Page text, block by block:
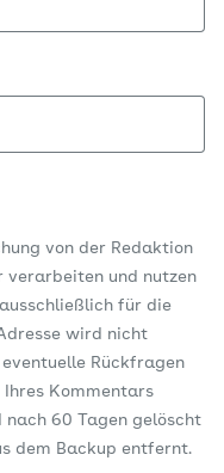
von der Redaktion
und nutzen
für die
wird nicht
Rückfragen
Ihres Kommentars
60 Tagen gelöscht
dem Backup entfernt.